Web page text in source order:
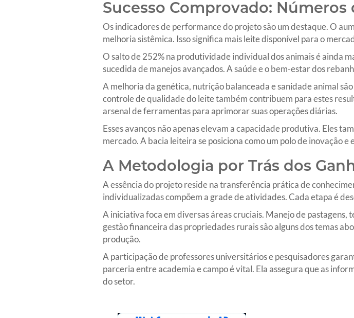
Sucesso Comprovado:
Os indicadores de performance do projeto são um destaque. O
melhoria sistêmica. Isso significa mais leite disponível para o
O salto de 252% na produtividade individual dos animais é ainda
sucedida de manejos avançados. A saúde e o bem-estar dos
A melhoria da genética, nutrição balanceada e sanidade animal
controle de qualidade do leite também contribuem para estes
arsenal de ferramentas para aprimorar suas operações diárias.
Esses avanços não apenas elevam a capacidade produtiva. Eles
mercado. A bacia leiteira se posiciona como um polo de inovação e
A Metodologia por Trás dos
A essência do projeto reside na transferência prática de
individualizadas compõem a grade de atividades. Cada etapa é
A iniciativa foca em diversas áreas cruciais. Manejo de pastagens,
gestão financeira das propriedades rurais são alguns dos temas
produção.
A participação de professores universitários e pesquisadores
parceria entre academia e campo é vital. Ela assegura que as
do setor.